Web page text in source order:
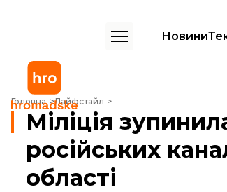
Новини
Головна Лайфстайл
Міліція зупинила незаконну ретрансляцію
Міліція
російських
області